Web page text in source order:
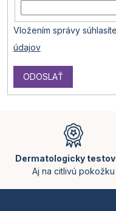
Vložením správy
údajov
ODOSLAŤ
Dermatologicky
Aj na citlivú pokožku